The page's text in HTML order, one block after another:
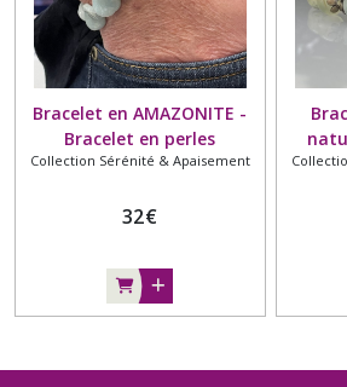
Bracelet en AMAZONITE -
Bracelet en perles
naturelles - Sérénité,
stress
Collection Sérénité & Apaisement
32€